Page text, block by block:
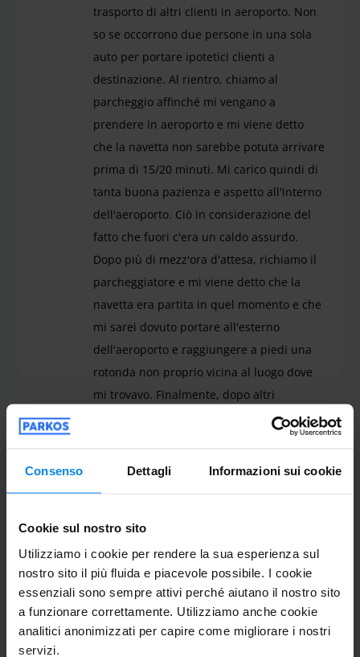
Consenso Dettagli Informazioni sui cookie
Cookie sul nostro sito
Utilizziamo i cookie per rendere la sua esperienza sul
nostro sito il più fluida e piacevole possibile. I cookie
essenziali sono sempre attivi perché aiutano il nostro sito
a funzionare correttamente. Utilizziamo anche cookie
analitici anonimizzati per capire come migliorare i nostri
servizi.
trasporto di altri clienti in aeroporto. Non
so se occorrono due persone in una sola
auto per portare ipotetici clienti a
destinazione. Al rientro, chiamo al
parcheggio affinché mi vengano a
prendere in aeroporto e mi viene detto
che la navetta non sarebbe potuta arrivare
prima di 15/20 minuti. Mi carico quindi di
tanta buona pazienza e aspetto all'interno
dell'aeroporto. Ciò in considerazione del
fatto che fuori c'era un caldo assurdo.
Dopo più di mezz'ora d'attesa, richiamo il
parcheggiatore e mi viene detto che la
navetta era partita in quel momento e che
mi sarei dovuto portare all'esterno
dell'aeroporto e raggiungere a piedi una
rotonda non proprio vicina al luogo dove
mi trovavo. Finalmente, dopo altri
abbondanti 20 minuti di attesa sotto un
sole e un caldo impressionante, arriva la
affinché qualcuno spostasse le auto
parcheggiate dietro la mia auto che
impedivano il passaggio. A questo punto
mi chiedo.... sono stato sfortunato io per le
diverse difficoltà e casualità incontrate dal
parcheggiatore nel fornirmi in servizio